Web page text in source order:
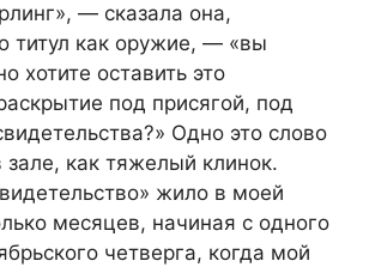
— сказала она,
титул как оружие, — «вы
хотите оставить это
под присягой, под
Одно это слово
зале, как тяжелый клинок.
жило в моей
месяцев, начиная с одного
четверга, когда мой